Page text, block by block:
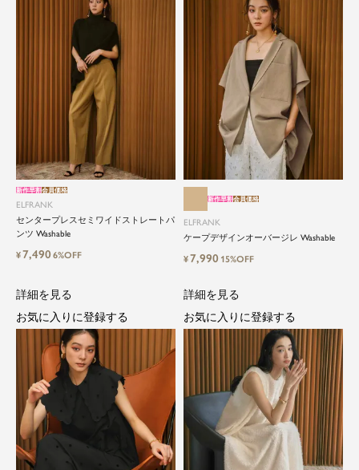
ElegantとFrankをテーマに、時代を超
えて愛されるアイテムを
ELFRANK（エルフランク）は、「上品さ」と「気
さくさ」をバランスよく取り入れた、大人のため
のカジュアルブランドです。
毎日の中に自然と取り入れたくなる、でもどこか
目を引く。そんな日常と特別の間を行き来するス
タイルを提案しています。
ELFRANK
センタープレスセミワイドストレートパ
ンツ Washable
新作早割会員価格
¥7,4906%OFF
ELFRANK
ケープデザインオーバージレ Washable
新作早割会員価格
¥7,990 15%OFF
詳細を見る
お気に入りに登録する
詳細を見る
お気に入りに登録する